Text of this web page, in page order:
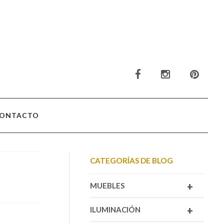
CATEGORÍAS DE BLOG
+
MUEBLES
+
ILUMINACIÓN